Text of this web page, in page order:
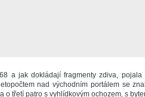
a jak dokládají fragmenty zdiva,
nad východním portálem se
o třetí patro s vyhlídkovým ochozem, s